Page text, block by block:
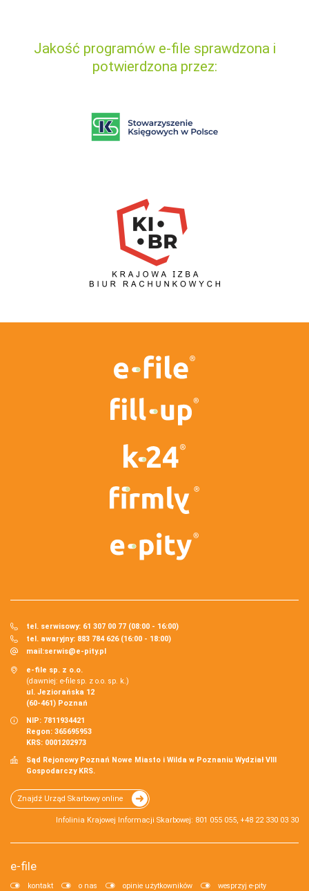
Jakość programów e-file sprawdzona i
potwierdzona przez:
tel. serwisowy: 61 307 00 77 (08:00 - 16:00)
tel. awaryjny: 883 784 626 (16:00 - 18:00)
mail:serwis@e-pity.pl
e-file sp. z o.o.
(dawniej: e-file sp. z o.o. sp. k.)
ul. Jeziorańska 12
(60-461) Poznań
NIP: 7811934421
Regon: 365695953
KRS: 0001202973
Sąd Rejonowy Poznań Nowe Miasto i Wilda w Poznaniu Wydział VIII
Gospodarczy KRS.
Znajdź Urząd Skarbowy online
Infolinia Krajowej Informacji Skarbowej: 801 055 055, +48 22 330 03 30
e-file
kontakt o nas opinie użytkowników
wesprzyj e-pity